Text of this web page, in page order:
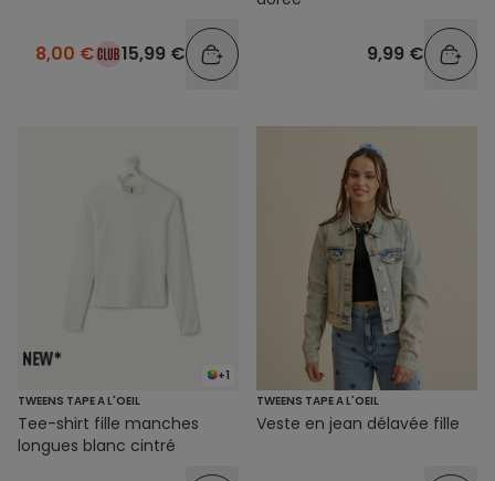
8,00 € 15,99 € 9,99 €
+1
TWEENS TAPE A L'OEIL
Tee-shirt fille manches
longues blanc cintré
TWEENS TAPE A L'OEIL
Veste en jean délavée fille